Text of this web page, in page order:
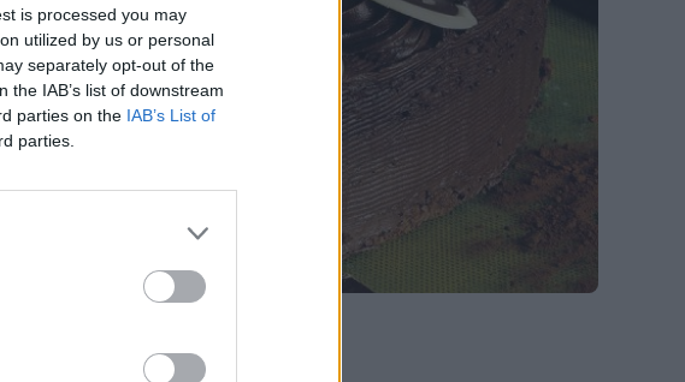
is processed you may
utilized by us or personal
separately opt-out of the
IAB’s list of downstream
parties on the IAB’s List of
parties.